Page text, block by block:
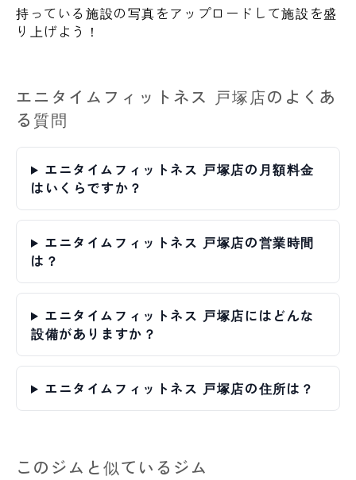
持っている施設の写真をアップロードして施設を盛
り上げよう！
エニタイムフィットネス 戸塚店のよくあ
る質問
エニタイムフィットネス 戸塚店の月額料金
はいくらですか？
エニタイムフィットネス 戸塚店の営業時間
は？
エニタイムフィットネス 戸塚店にはどんな
設備がありますか？
エニタイムフィットネス 戸塚店の住所は？
このジムと似ているジム